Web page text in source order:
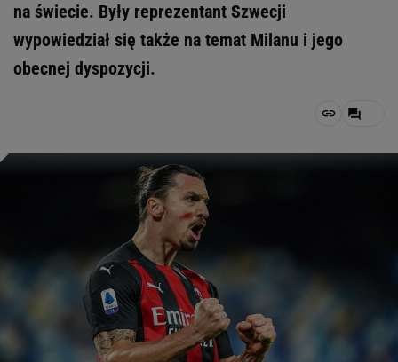
na świecie. Były reprezentant Szwecji
wypowiedział się także na temat Milanu i jego
obecnej dyspozycji.